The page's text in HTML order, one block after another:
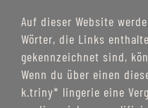
Auf dieser Website
Wörter, die Links
gekennzeichnet sind,
Wenn du über einen
k.triny* lingerie eine